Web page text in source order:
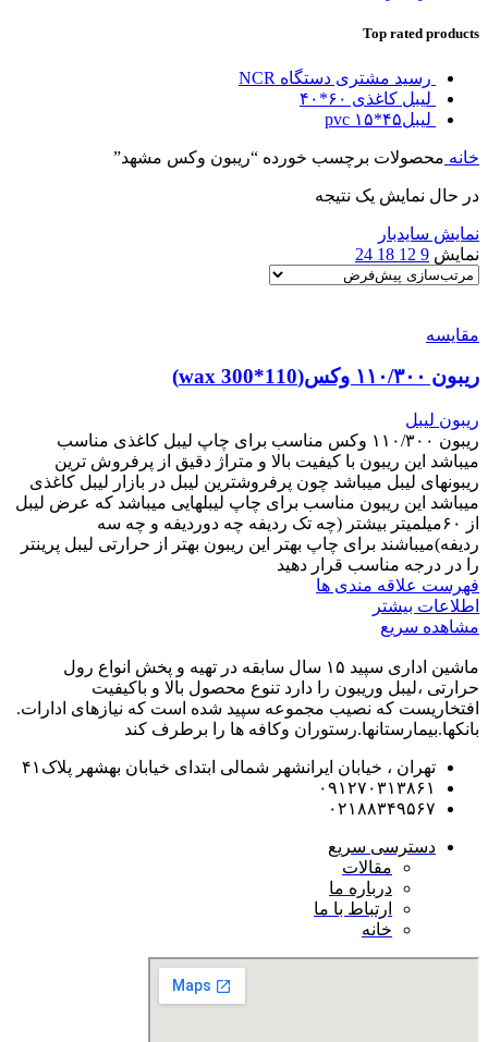
Top rated products
رسید مشتری دستگاه NCR
لیبل کاغذی ۶۰*۴۰
لیبل۴۵*۱۵ pvc
خانه محصولات برچسب خورده “ریبون وکس مشهد”
در حال نمایش یک نتیجه
نمایش سایدبار
نمایش 9
12
18
24
مقایسه
ریبون ۱۱۰/۳۰۰ وکس(110*300 wax)
ریبون لیبل
ریبون ۱۱۰/۳۰۰ وکس مناسب برای چاپ لیبل کاغذی مناسب
میباشد این ریبون با کیفیت بالا و متراژ دقیق از پرفروش ترین
ریبونهای لیبل میباشد چون پرفروشترین لیبل در بازار لیبل کاغذی
میباشد این ریبون مناسب برای چاپ لیبلهایی میباشد که عرض لیبل
از ۶۰میلمیتر بیشتر (چه تک ردیفه چه دوردیفه و چه سه
ردیفه)میباشند برای چاپ بهتر این ریبون بهتر از حرارتی لیبل پرینتر
را در درجه مناسب قرار دهید
فهرست علاقه مندی ها
اطلاعات بیشتر
مشاهده سریع
ماشین اداری سپید ۱۵ سال سابقه در تهیه و پخش انواع رول
حرارتی ،لیبل وریبون را دارد تنوع محصول بالا و باکیفیت
افتخاریست که نصیب مجموعه سپید شده است که نیازهای ادارات.
بانکها.بیمارستانها.رستوران و‌کافه ها را برطرف کند
تهران ، خیابان ایرانشهر شمالی ابتدای خیابان بهشهر پلاک۴۱
۰۹۱۲۷۰۳۱۳۸۶۱
۰۲۱۸۸۳۴۹۵۶۷
دسترسی سریع
مقالات
درباره ما
ارتباط با ما
خانه